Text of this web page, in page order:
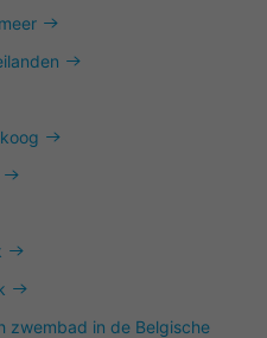
zwembad in de Belgische